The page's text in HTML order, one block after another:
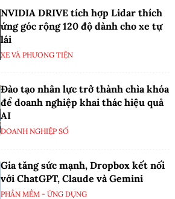
NVIDIA DRIVE tích hợp Lidar thích
ứng góc rộng 120 độ dành cho xe tự
lái
XE VÀ PHƯƠNG TIỆN
Đào tạo nhân lực trở thành chìa khóa
để doanh nghiệp khai thác hiệu quả
AI
DOANH NGHIỆP SỐ
Gia tăng sức mạnh, Dropbox kết nối
với ChatGPT, Claude và Gemini
PHẦN MỀM - ỨNG DỤNG